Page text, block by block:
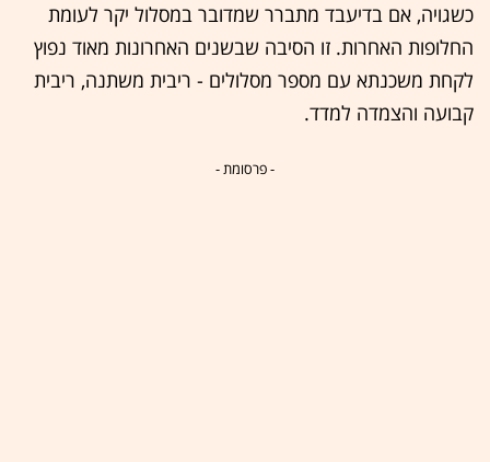
כשגויה, אם בדיעבד מתברר שמדובר במסלול יקר לעומת
החלופות האחרות. זו הסיבה שבשנים האחרונות מאוד נפוץ
לקחת משכנתא עם מספר מסלולים - ריבית משתנה, ריבית
קבועה והצמדה למדד.
- פרסומת -